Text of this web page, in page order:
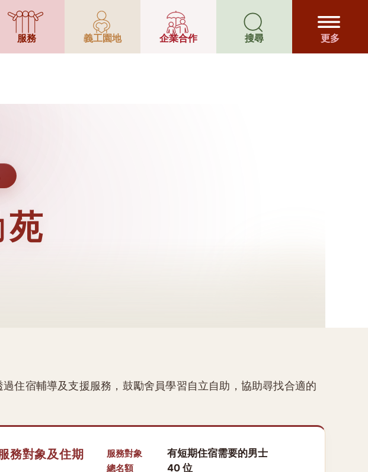
服務 義工園地 企業合作 搜尋 更多
過住宿輔導及支援服務，鼓勵舍員學習自立自助，協助尋找合適的
務對象及住期 服務對象 有短期住宿需要的男士
總名額 40 位